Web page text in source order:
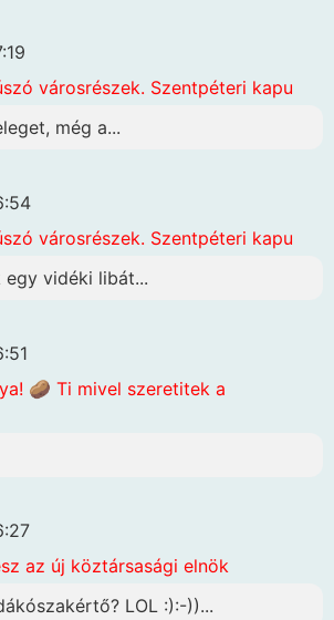
városrészek. Szentpéteri kapu
még a...
városrészek. Szentpéteri kapu
vidéki libát...
🥔 Ti mivel szeretitek a
az új köztársasági elnök
LOL :):-))...